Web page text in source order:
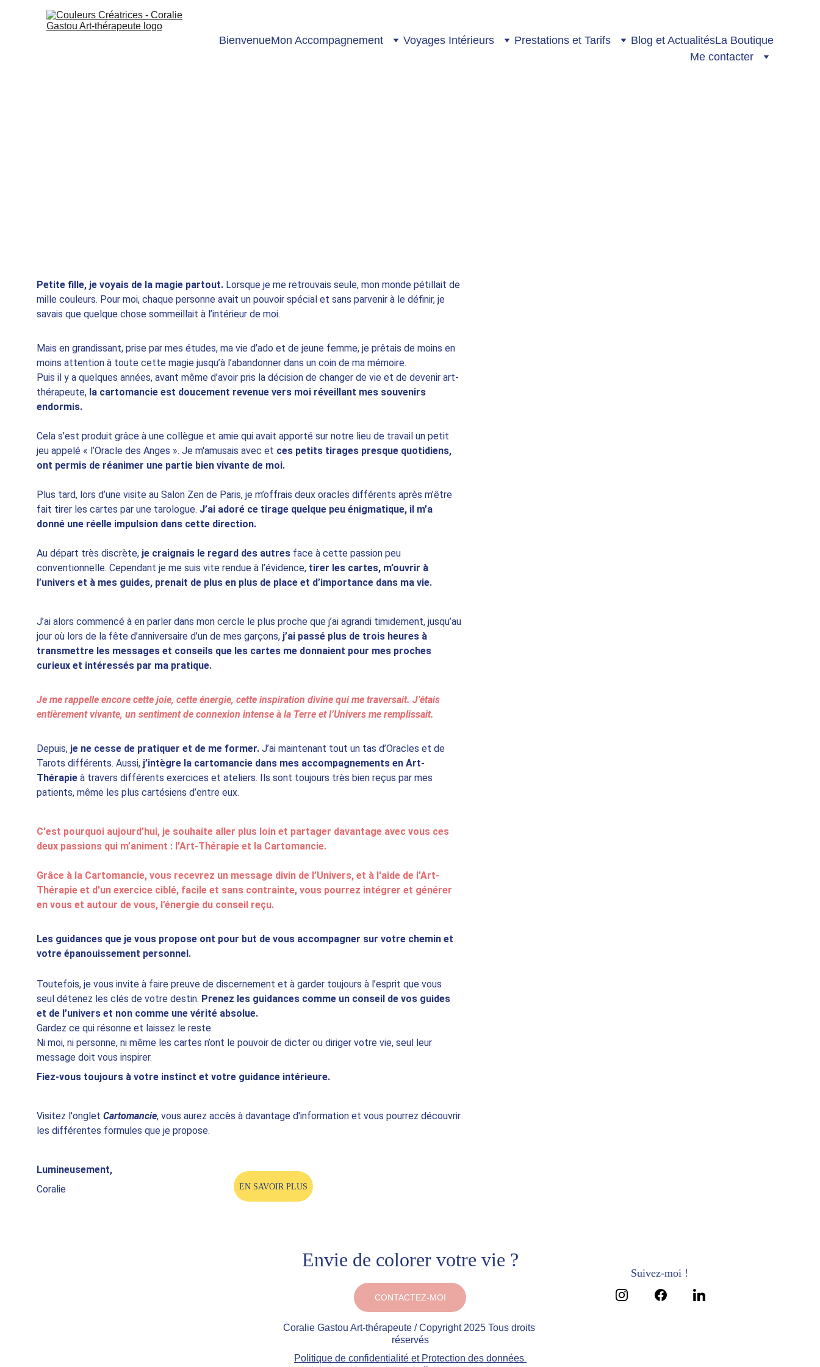
BienvenueMon Accompagnement Voyages Intérieurs Prestations et Tarifs Blog et ActualitésLa Boutique
Me contacter
Petite fille, je voyais de la magie partout. Lorsque je me retrouvais seule, mon monde pétillait de
mille couleurs. Pour moi, chaque personne avait un pouvoir spécial et sans parvenir à le définir, je
savais que quelque chose sommeillait à l’intérieur de moi.
Mais en grandissant, prise par mes études, ma vie d’ado et de jeune femme, je prêtais de moins en
moins attention à toute cette magie jusqu’à l’abandonner dans un coin de ma mémoire.
Puis il y a quelques années, avant même d’avoir pris la décision de changer de vie et de devenir art-
thérapeute, la cartomancie est doucement revenue vers moi réveillant mes souvenirs
endormis.
Cela s’est produit grâce à une collègue et amie qui avait apporté sur notre lieu de travail un petit
jeu appelé « l’Oracle des Anges ». Je m'amusais avec et ces petits tirages presque quotidiens,
ont permis de réanimer une partie bien vivante de moi.
Plus tard, lors d’une visite au Salon Zen de Paris, je m’offrais deux oracles différents après m’être
fait tirer les cartes par une tarologue. J’ai adoré ce tirage quelque peu énigmatique, il m’a
donné une réelle impulsion dans cette direction.
Au départ très discrète, je craignais le regard des autres face à cette passion peu
conventionnelle. Cependant je me suis vite rendue à l’évidence, tirer les cartes, m’ouvrir à
l’univers et à mes guides, prenait de plus en plus de place et d’importance dans ma vie.
J’ai alors commencé à en parler dans mon cercle le plus proche que j’ai agrandi timidement, jusqu’au
jour où lors de la fête d’anniversaire d’un de mes garçons, j’ai passé plus de trois heures à
transmettre les messages et conseils que les cartes me donnaient pour mes proches
curieux et intéressés par ma pratique.
Je me rappelle encore cette joie, cette énergie, cette inspiration divine qui me traversait. J’étais
entièrement vivante, un sentiment de connexion intense à la Terre et l’Univers me remplissait.
Depuis, je ne cesse de pratiquer et de me former. J’ai maintenant tout un tas d’Oracles et de
Tarots différents. Aussi, j’intègre la cartomancie dans mes accompagnements en Art-
Thérapie à travers différents exercices et ateliers. Ils sont toujours très bien reçus par mes
patients, même les plus cartésiens d’entre eux.
C'est pourquoi aujourd’hui, je souhaite aller plus loin et partager davantage avec vous ces
deux passions qui m’animent : l’Art-Thérapie et la Cartomancie.
Grâce à la Cartomancie, vous recevrez un message divin de l’Univers, et à l'aide de l'Art-
Thérapie et d'un exercice ciblé, facile et sans contrainte, vous pourrez intégrer et générer
en vous et autour de vous, l’énergie du conseil reçu.
Les guidances que je vous propose ont pour but de vous accompagner sur votre chemin et
votre épanouissement personnel.
Toutefois, je vous invite à faire preuve de discernement et à garder toujours à l’esprit que vous
seul détenez les clés de votre destin. Prenez les guidances comme un conseil de vos guides
et de l’univers et non comme une vérité absolue.
Gardez ce qui résonne et laissez le reste.
Ni moi, ni personne, ni même les cartes n’ont le pouvoir de dicter ou diriger votre vie, seul leur
message doit vous inspirer.
Fiez-vous toujours à votre instinct et votre guidance intérieure.
Visitez l'onglet Cartomancie, vous aurez accès à davantage d'information et vous pourrez découvrir
les différentes formules que je propose.
Lumineusement,
Coralie
EN SAVOIR PLUS
Coralie Gastou Art-thérapeute / Copyright 2025 Tous droits
réservés
Envie de colorer votre vie ?
CONTACTEZ-MOI
Suivez-moi !
Politique de confidentialité et Protection des données